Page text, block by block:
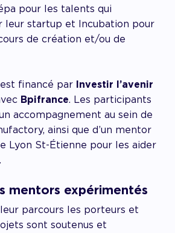
pour les talents qui
leur startup et Incubation pour
de création et/ou de
financé par Investir l’avenir
Bpifrance. Les participants
accompagnement au sein de
ainsi que d’un mentor
Lyon St-Étienne pour les aider
mentors expérimentés
parcours les porteurs et
sont soutenus et